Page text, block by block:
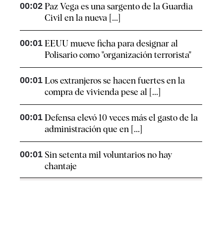
00:02 Paz Vega es una sargento de la Guardia
Civil en la nueva [...]
00:01 EEUU mueve ficha para designar al
Polisario como "organización terrorista"
00:01 Los extranjeros se hacen fuertes en la
compra de vivienda pese al [...]
00:01 Defensa elevó 10 veces más el gasto de la
administración que en [...]
00:01 Sin setenta mil voluntarios no hay
chantaje